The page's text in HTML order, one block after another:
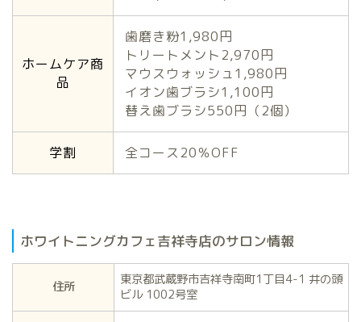
ホームケア商
品
歯磨き粉1,980円
トリートメント2,970円
マウスウォッシュ1,980円
イオン歯ブラシ1,100円
替え歯ブラシ550円（2個）
学割 全コース20％OFF
ホワイトニングカフェ吉祥寺店のサロン情報
住所
東京都武蔵野市吉祥寺南町1丁目4-1 井の頭
ビル 1002号室